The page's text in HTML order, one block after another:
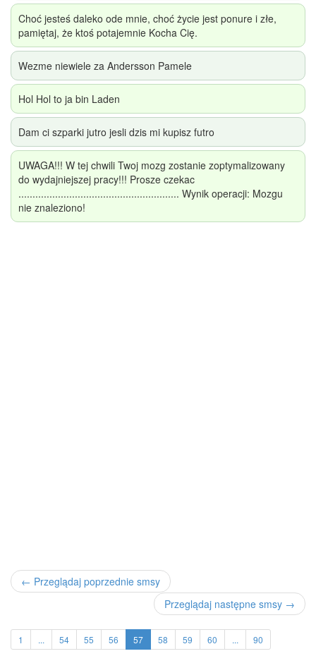
Choć jesteś daleko ode mnie, choć życie jest ponure i złe,
pamiętaj, że ktoś potajemnie Kocha Cię.
Wezme niewiele za Andersson Pamele
Hol Hol to ja bin Laden
Dam ci szparki jutro jesli dzis mi kupisz futro
UWAGA!!! W tej chwili Twoj mozg zostanie zoptymalizowany
do wydajniejszej pracy!!! Prosze czekac
......................................................... Wynik operacji: Mozgu
nie znaleziono!
← Przeglądaj poprzednie smsy
Przeglądaj następne smsy →
1 ... 54 55 56 57 58 59 60 ... 90